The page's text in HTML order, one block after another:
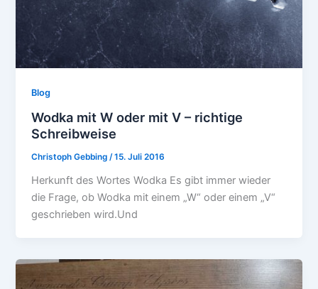
Blog
Wodka mit W oder mit V – richtige
Schreibweise
Christoph Gebbing /15. Juli 2016
Herkunft des Wortes Wodka Es gibt immer wieder
die Frage, ob Wodka mit einem „W“ oder einem „V“
geschrieben wird.Und